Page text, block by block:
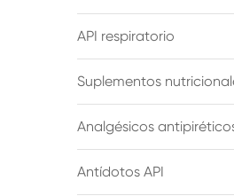
API respiratorio
Suplementos
Analgésicos
Antídotos API